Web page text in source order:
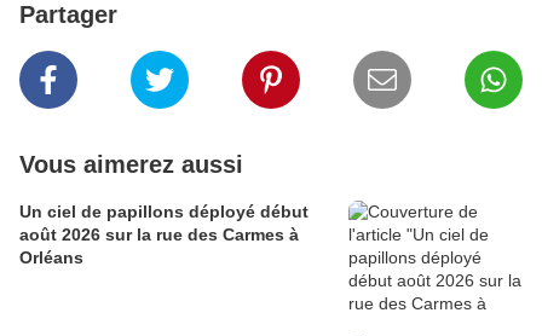
Partager
Vous aimerez aussi
Un ciel de papillons déployé début
août 2026 sur la rue des Carmes à
Orléans